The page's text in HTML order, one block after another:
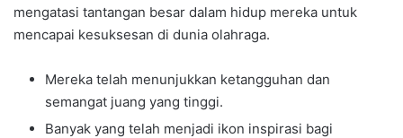
mengatasi tantangan besar dalam hidup mereka untuk
mencapai kesuksesan di dunia olahraga.
Mereka telah menunjukkan ketangguhan dan
semangat juang yang tinggi.
Banyak yang telah menjadi ikon inspirasi bagi